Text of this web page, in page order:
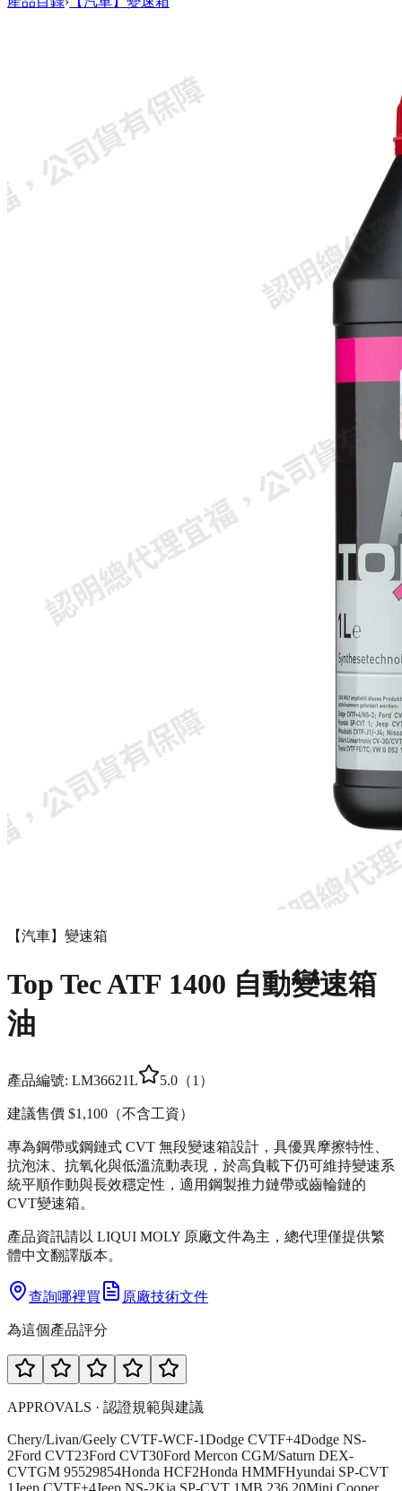
【汽車】變速箱
Top Tec ATF 1400 自動變速箱
油
產品編號: LM36621L 5.0 （1 ）
建議售價 $1,100 （不含工資）
專為鋼帶或鋼鏈式 CVT 無段變速箱設計，具優異摩擦特性、
抗泡沫、抗氧化與低溫流動表現，於高負載下仍可維持變速系
統平順作動與長效穩定性，適用鋼製推力鏈帶或齒輪鏈的
CVT變速箱。
產品資訊請以 LIQUI MOLY 原廠文件為主，總代理僅提供繁
體中文翻譯版本。
查詢哪裡買 原廠技術文件
為這個產品評分
APPROVALS · 認證規範與建議
Chery/Livan/Geely CVTF-WCF-1Dodge CVTF+4Dodge NS-
2Ford CVT23Ford CVT30Ford Mercon CGM/Saturn DEX-
CVTGM 95529854Honda HCF2Honda HMMFHyundai SP-CVT
1 Jeep CVTF+4Jeep NS-2Kia SP-CVT 1MB 236.20Mini Cooper